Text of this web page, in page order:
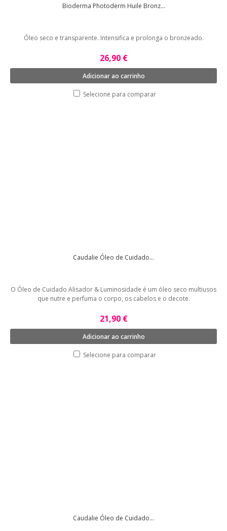
Bioderma Photoderm Huile Bronz...
Óleo seco e transparente. Intensifica e prolonga o bronzeado.
26,90 €
Adicionar ao carrinho
Selecione para comparar
Caudalie Óleo de Cuidado...
O Óleo de Cuidado Alisador & Luminosidade é um óleo seco multiusos
que nutre e perfuma o corpo, os cabelos e o decote.
21,90 €
Adicionar ao carrinho
Selecione para comparar
Caudalie Óleo de Cuidado...